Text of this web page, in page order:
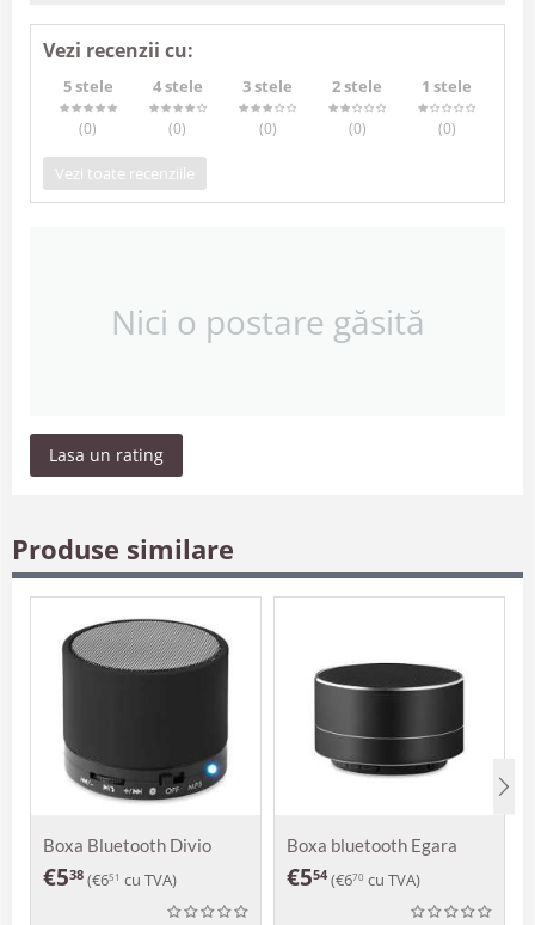
Vezi recenzii cu:
5 stele
(0)
4 stele
(0)
3 stele
(0)
2 stele
(0)
1 stele
(0)
Vezi toate recenziile
Nici o postare găsită
Lasa un rating
Produse similare
Boxa Bluetooth Divio
€538 (€651 cu TVA)
Boxa bluetooth Egara
€554 (€670 cu TVA)